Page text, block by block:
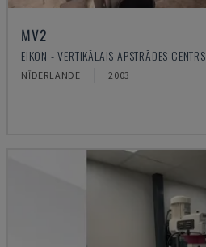
MV2
EIKON - VERTIKĀLAIS APSTRĀDES CENTRS
NĪDERLANDE 2003